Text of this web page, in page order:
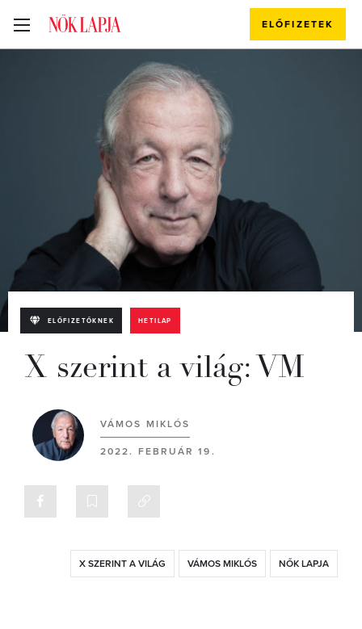
ELŐFIZETEK
ELŐFIZETŐKNEK HETILAP
X szerint a világ: VM
VÁMOS MIKLÓS
2022. FEBRUÁR 19.
X SZERINT A VILÁG VÁMOS MIKLÓS NŐK LAPJA